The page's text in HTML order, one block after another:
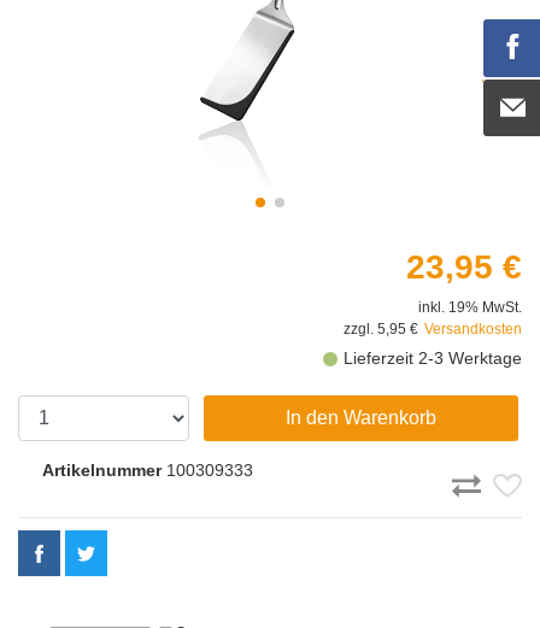
23,95 €
inkl. 19% MwSt.
zzgl. 5,95 € Versandkosten
Lieferzeit 2-3 Werktage
In den Warenkorb
Artikelnummer100309333